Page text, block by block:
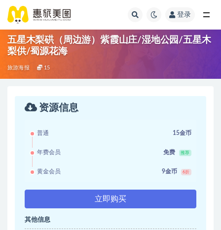
登录
五星木梨硔（周边游）紫霞山庄/湿地公园/五星木
梨供/蜀源花海
旅游海报 15
资源信息
普通 15金币
年费会员 免费 推荐
黄金会员 9金币 6折
立即购买
其他信息